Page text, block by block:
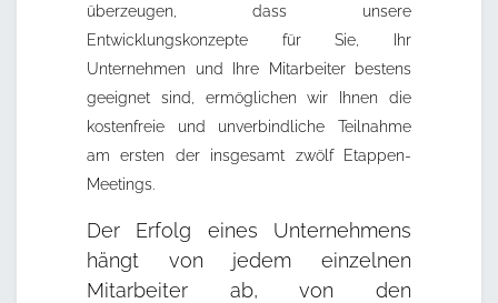
überzeugen, dass unsere
Entwicklungskonzepte für Sie, Ihr
Unternehmen und Ihre Mitarbeiter bestens
geeignet sind, ermöglichen wir Ihnen die
kostenfreie und unverbindliche Teilnahme
am ersten der insgesamt zwölf Etappen-
Meetings.
Der Erfolg eines Unternehmens
hängt von jedem einzelnen
Mitarbeiter ab, von den